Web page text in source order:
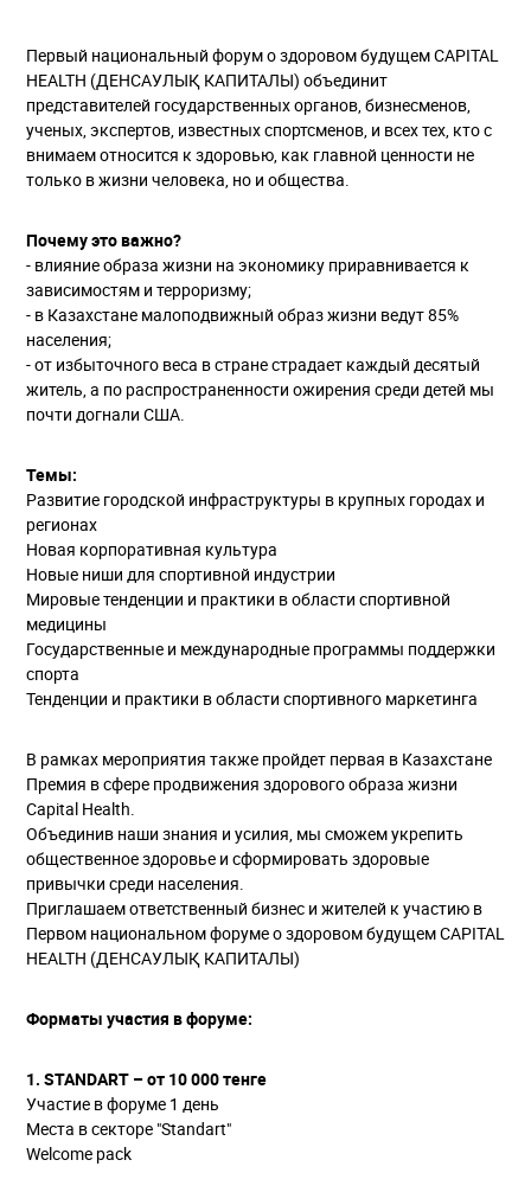
Первый национальный форум о здоровом будущем CAPITAL
HEALTH (ДЕНСАУЛЫҚ КАПИТАЛЫ) объединит
представителей государственных органов, бизнесменов,
ученых, экспертов, известных спортсменов, и всех тех, кто с
внимаем относится к здоровью, как главной ценности не
только в жизни человека, но и общества.
Почему это важно?
- влияние образа жизни на экономику приравнивается к
зависимостям и терроризму;
- в Казахстане малоподвижный образ жизни ведут 85%
населения;
- от избыточного веса в стране страдает каждый десятый
житель, а по распространенности ожирения среди детей мы
почти догнали США.
Темы:
Развитие городской инфраструктуры в крупных городах и
регионах
Новая корпоративная культура
Новые ниши для спортивной индустрии
Мировые тенденции и практики в области спортивной
медицины
Государственные и международные программы поддержки
спорта
Тенденции и практики в области спортивного маркетинга
В рамках мероприятия также пройдет первая в Казахстане
Премия в сфере продвижения здорового образа жизни
Capital Health.
Объединив наши знания и усилия, мы сможем укрепить
общественное здоровье и сформировать здоровые
привычки среди населения.
Приглашаем ответственный бизнес и жителей к участию в
Первом национальном форуме о здоровом будущем CAPITAL
HEALTH (ДЕНСАУЛЫҚ КАПИТАЛЫ)
Форматы участия в форуме:
1. STANDART – от 10 000 тенге
Участие в форуме 1 день
Места в секторе "Standart"
Welcome pack